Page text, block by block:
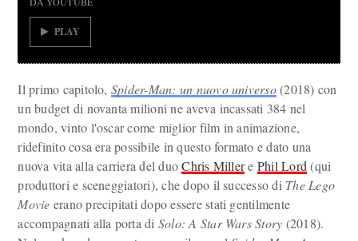
PLAY
Il primo capitolo, Spider-Man: un nuovo universo(2018) con
un budget di novanta milioni ne aveva incassati 384 nel
mondo, vinto l'oscar come miglior film in animazione,
ridefinito cosa era possibile in questo formato e dato una
nuova vita alla carriera del duoChris Millere Phil Lord (qui
produttori e sceneggiatori), che dopo il successo di The Lego
Movie erano precipitati dopo essere stati gentilmente
accompagnati alla porta di Solo: A Star Wars Story (2018).